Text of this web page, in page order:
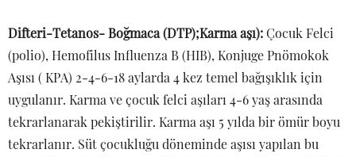
Difteri-Tetanos- Boğmaca (DTP);Karma aşı):Çocuk Felci
(polio), Hemofilus Influenza B (HIB), Konjuge Pnömokok
Aşısı ( KPA) 2-4-6-18 aylarda 4 kez temel bağışıklık için
uygulanır. Karma ve çocuk felci aşıları 4-6 yaş arasında
tekrarlanarak pekiştirilir. Karma aşı 5 yılda bir ömür boyu
tekrarlanır. Süt çocukluğu döneminde aşısı yapılan bu